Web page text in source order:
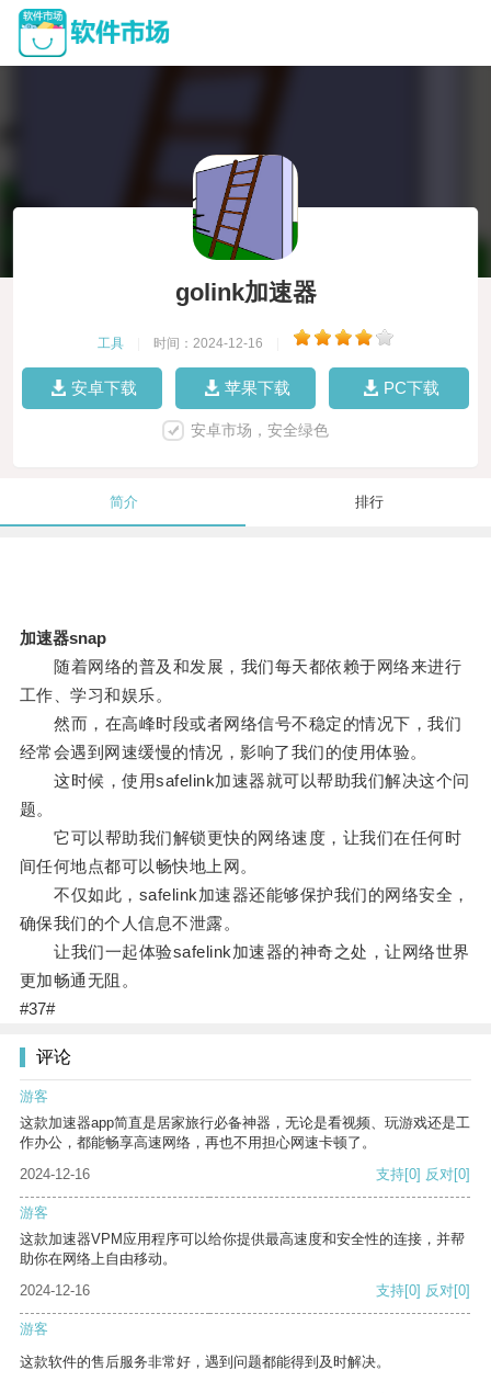
golink加速器
工具 时间：2024-12-16
安卓下载 苹果下载 PC下载
安卓市场，安全绿色
简介 排行
加速器snap
随着网络的普及和发展，我们每天都依赖于网络来进行
工作、学习和娱乐。
然而，在高峰时段或者网络信号不稳定的情况下，我们
经常会遇到网速缓慢的情况，影响了我们的使用体验。
这时候，使用safelink加速器就可以帮助我们解决这个问
题。
它可以帮助我们解锁更快的网络速度，让我们在任何时
间任何地点都可以畅快地上网。
不仅如此，safelink加速器还能够保护我们的网络安全，
确保我们的个人信息不泄露。
让我们一起体验safelink加速器的神奇之处，让网络世界
更加畅通无阻。
#37#
评论
游客
这款加速器app简直是居家旅行必备神器，无论是看视频、玩游戏还是工
作办公，都能畅享高速网络，再也不用担心网速卡顿了。
2024-12-16
支持[0] 反对[0]
游客
这款加速器VPM应用程序可以给你提供最高速度和安全性的连接，并帮
助你在网络上自由移动。
2024-12-16
支持[0] 反对[0]
游客
这款软件的售后服务非常好，遇到问题都能得到及时解决。